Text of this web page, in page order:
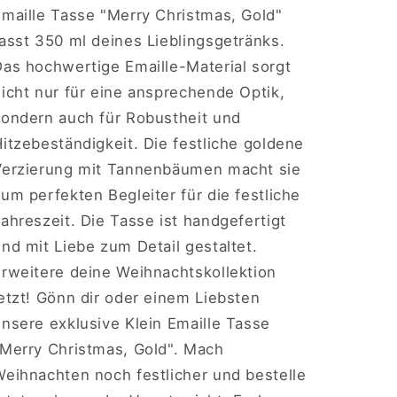
Tasse "Merry Christmas, Gold"
350 ml deines Lieblingsgetränks.
hochwertige Emaille-Material sorgt
nur für eine ansprechende Optik,
auch für Robustheit und
Die festliche goldene
mit Tannenbäumen macht sie
perfekten Begleiter für die festliche
Die Tasse ist handgefertigt
mit Liebe zum Detail gestaltet.
deine Weihnachtskollektion
Gönn dir oder einem Liebsten
exklusive Klein Emaille Tasse
Christmas, Gold". Mach
noch festlicher und bestelle